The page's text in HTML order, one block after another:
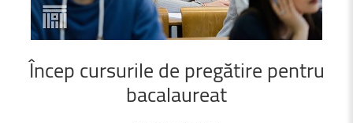
Încep cursurile de pregătire pentru
bacalaureat